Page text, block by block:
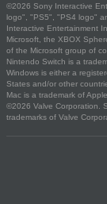
©2026 Sony Interactive
logo", "PS5", "PS4 logo"
Interactive Entertainment
Microsoft, the XBOX
of the Microsoft group of
Nintendo Switch is a
Windows is either a
States and/or other
Mac is a trademark of
©2026 Valve Corporation.
trademarks of Valve